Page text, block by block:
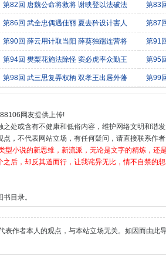
第82回 唐魏公命将救将 谢映登以法破法 第83
第86回 武全忠偶遇佳丽 夏去矜设计害人 第87
第90回 薛云用计取当阳 薛葵独踹连营将 第91
第94回 樊梨花施法除怪 窦必虎率众勤王 第95
第98回 武三思复弄权柄 双孝王出居外藩 第99
网友提供上传!
处或含有不健康和低俗内容，维护网络文明和谐
，不代表网站立场，有任何疑问，请直接联系作者
型小说的新思维，新流派，无论是文字的精炼，
后，却反其道而行，让我诧异无比，情不自禁的
目录。
表作者本人的观点，与本站立场无关。如因而由此